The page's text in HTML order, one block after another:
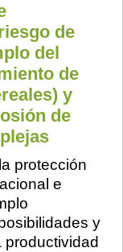
de
del
de
y
de
protección
e
y
productividad